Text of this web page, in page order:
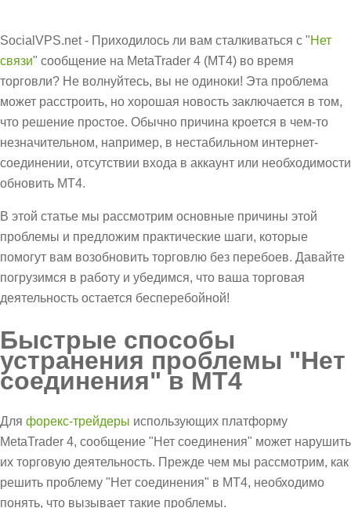
SocialVPS.net - Приходилось ли вам сталкиваться с "Нет
связи" сообщение на MetaTrader 4 (MT4) во время
торговли? Не волнуйтесь, вы не одиноки! Эта проблема
может расстроить, но хорошая новость заключается в том,
что решение простое. Обычно причина кроется в чем-то
незначительном, например, в нестабильном интернет-
соединении, отсутствии входа в аккаунт или необходимости
обновить MT4.
В этой статье мы рассмотрим основные причины этой
проблемы и предложим практические шаги, которые
помогут вам возобновить торговлю без перебоев. Давайте
погрузимся в работу и убедимся, что ваша торговая
деятельность остается бесперебойной!
Быстрые способы
устранения проблемы "Нет
соединения" в MT4
Для форекс-трейдеры использующих платформу
MetaTrader 4, сообщение "Нет соединения" может нарушить
их торговую деятельность. Прежде чем мы рассмотрим, как
решить проблему "Нет соединения" в MT4, необходимо
понять, что вызывает такие проблемы.